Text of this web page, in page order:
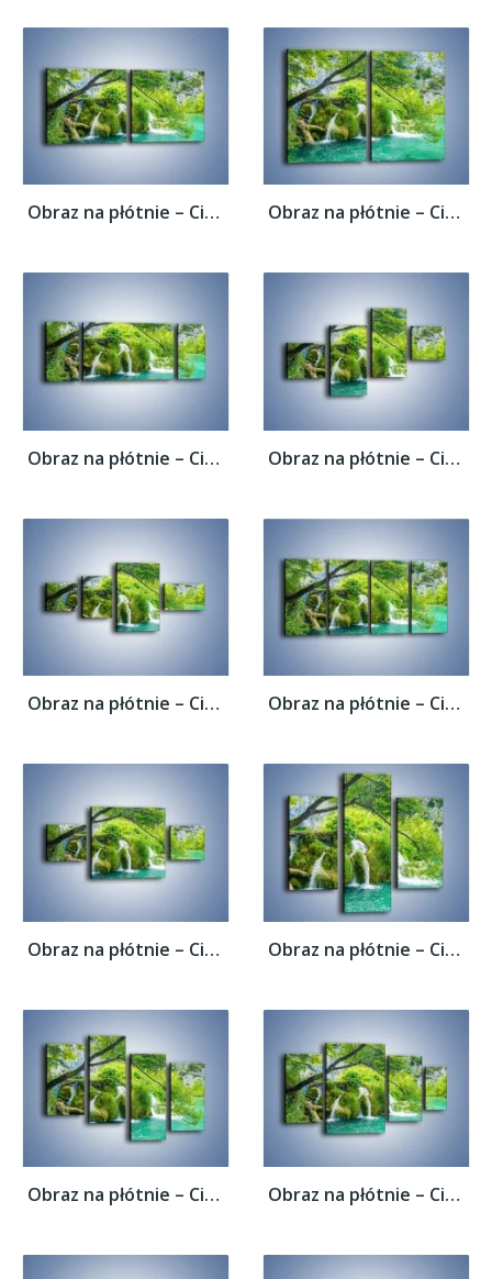
Obraz na płótnie – Cienkim strumieniem do... Obraz na płótnie – Cienkim strumieniem do...
Obraz na płótnie – Cienkim strumieniem do... Obraz na płótnie – Cienkim strumieniem do...
Obraz na płótnie – Cienkim strumieniem do... Obraz na płótnie – Cienkim strumieniem do...
Obraz na płótnie – Cienkim strumieniem do... Obraz na płótnie – Cienkim strumieniem do...
Obraz na płótnie – Cienkim strumieniem do... Obraz na płótnie – Cienkim strumieniem do...